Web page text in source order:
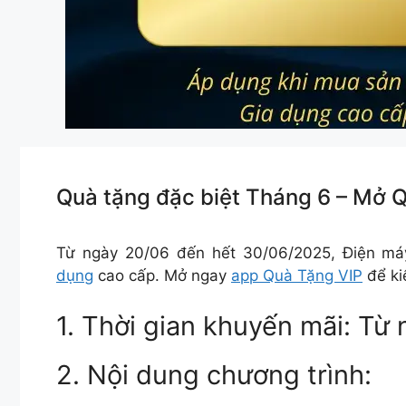
Quà tặng đặc biệt Tháng 6 – Mở
Từ ngày 20/06 đến hết 30/06/2025, Điện
dụng cao cấp. Mở ngay app Quà Tặng VIP để
1. Thời gian khuyến mãi:
2. Nội dung chương trình: